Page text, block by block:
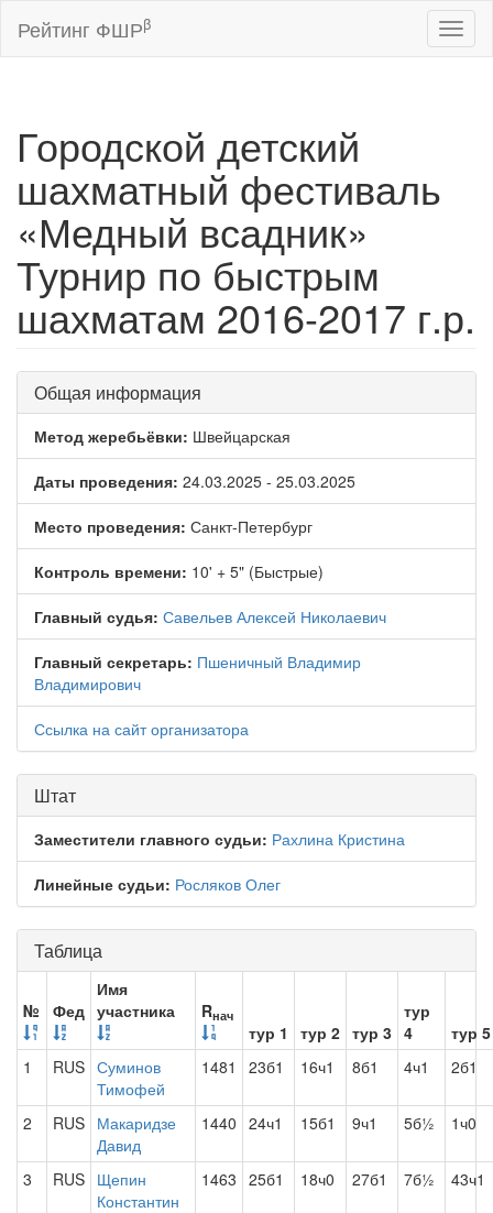
Рейтинг ФШРβ
Городской детский
шахматный фестиваль
«Медный всадник»
Турнир по быстрым
шахматам 2016-2017 г.р.
Общая информация
Метод жеребьёвки: Швейцарская
Даты проведения: 24.03.2025 - 25.03.2025
Место проведения: Санкт-Петербург
Контроль времени: 10' + 5" (Быстрые)
Главный судья: Савельев Алексей Николаевич
Главный секретарь: Пшеничный Владимир
Владимирович
Ссылка на сайт организатора
Штат
Заместители главного судьи: Рахлина Кристина
Линейные судьи: Росляков Олег
Таблица
№ Фед
Имя
участника
Rнач
тур 1 тур 2 тур 3
тур
4
тур 5
1
RUS Суминов
Тимофей
1481 23б1 16ч1 8б1 4ч1 2б1
2 RUS Макаридзе
Давид
1440 24ч1 15б1 9ч1 5б½ 1ч0
3 RUS Щепин
Константин
1463 25б1 18ч0 27б1 7б½ 43ч1